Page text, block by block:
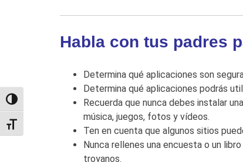
TOGGLE HIGH CONTRAST
TOGGLE FONT SIZE
Habla con tus padres
Determina qué aplicaciones son
Determina qué aplicaciones podrás
Recuerda que nunca debes instalar
música, juegos, fotos y vídeos.
Ten en cuenta que algunos sitios
Nunca rellenes una encuesta o un
troyanos.